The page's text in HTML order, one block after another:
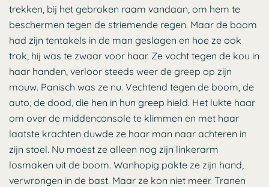
trekken, bij het gebroken raam vandaan, om hem te
beschermen tegen de striemende regen. Maar de boom
had zijn tentakels in de man geslagen en hoe ze ook
trok, hij was te zwaar voor haar. Ze vocht tegen de kou in
haar handen, verloor steeds weer de greep op zijn
mouw. Panisch was ze nu. Vechtend tegen de boom, de
auto, de dood, die hen in hun greep hield. Het lukte haar
om over de middenconsole te klimmen en met haar
laatste krachten duwde ze haar man naar achteren in
zijn stoel. Nu moest ze alleen nog zijn linkerarm
losmaken uit de boom. Wanhopig pakte ze zijn hand,
verwrongen in de bast. Maar ze kon niet meer. Tranen